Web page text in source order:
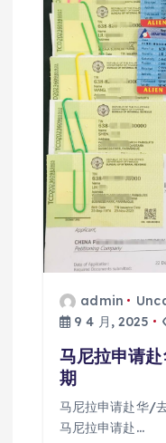
admin
9 4 月, 2025
马尼拉申请
期
马尼拉申请赴华/
马尼拉申请赴…